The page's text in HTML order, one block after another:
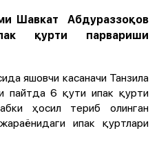
Шавкат Абдураззоқов
қурти парвариши
яшовчи касаначи Танзила
пайтда 6 қути ипак қурти
ҳосил териб олинган
ипак қуртлари